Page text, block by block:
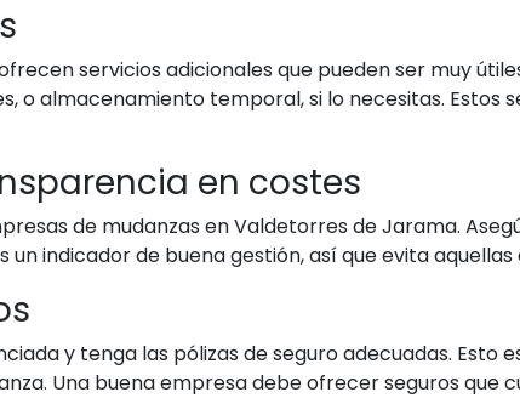
servicios adicionales que pueden ser muy
o almacenamiento temporal, si lo necesitas.
en costes
de mudanzas en Valdetorres de Jarama.
un indicador de buena gestión, así que evita
y tenga las pólizas de seguro adecuadas.
Una buena empresa debe ofrecer seguros que